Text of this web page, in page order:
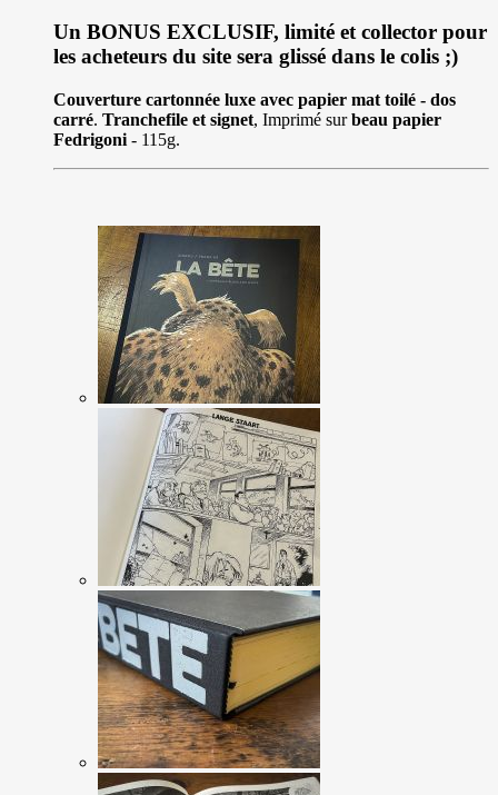
Un BONUS EXCLUSIF, limité et collector pour
les acheteurs du site sera glissé dans le colis ;)
Couverture cartonnée luxe avec papier mat toilé - dos
carré. Tranchefile et signet, Imprimé surbeau papier
Fedrigoni - 115g.